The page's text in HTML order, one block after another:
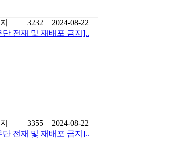
3232
2024-08-22
전재 및 재배포 금지]..
3355
2024-08-22
전재 및 재배포 금지]..